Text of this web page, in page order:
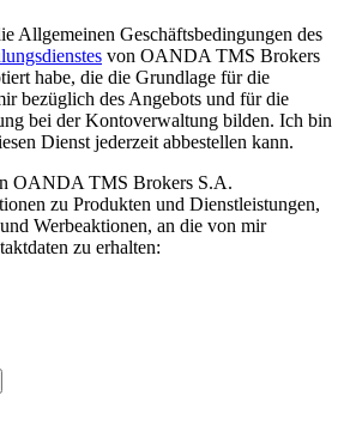
Allgemeinen Geschäftsbedingungen des
von OANDA TMS Brokers
habe, die die Grundlage für die
bezüglich des Angebots und für die
bei der Kontoverwaltung bilden. Ich bin
Dienst jederzeit abbestellen kann.
OANDA TMS Brokers S.A.
zu Produkten und Dienstleistungen,
Werbeaktionen, an die von mir
zu erhalten: